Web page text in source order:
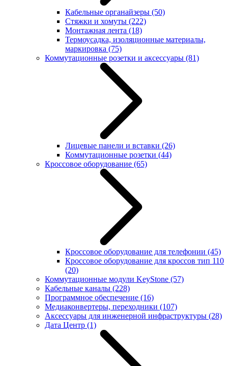
Кабельные органайзеры (50)
Стяжки и хомуты (222)
Монтажная лента (18)
Термоусадка, изоляционные материалы,
маркировка (75)
Коммутационные розетки и аксессуары (81)
Лицевые панели и вставки (26)
Коммутационные розетки (44)
Кроссовое оборудование (65)
Кроссовое оборудование для телефонии (45)
Кроссовое оборудование для кроссов тип 110
(20)
Коммутационные модули KeyStone (57)
Кабельные каналы (228)
Программное обеспечение (16)
Медиаконвертеры, переходники (107)
Аксессуары для инженерной инфраструктуры (28)
Дата Центр (1)